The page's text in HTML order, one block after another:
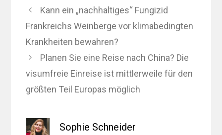
Kann ein „nachhaltiges“ Fungizid
Frankreichs Weinberge vor klimabedingten
Krankheiten bewahren?
Planen Sie eine Reise nach China? Die
visumfreie Einreise ist mittlerweile für den
größten Teil Europas möglich
Sophie Schneider